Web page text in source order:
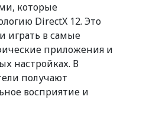
которые
DirectX 12. Это
играть в самые
приложения и
настройках. В
получают
восприятие и